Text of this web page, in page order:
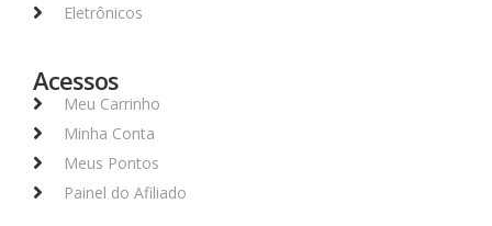
Eletrônicos
Acessos
Meu Carrinho
Minha Conta
Meus Pontos
Painel do Afiliado